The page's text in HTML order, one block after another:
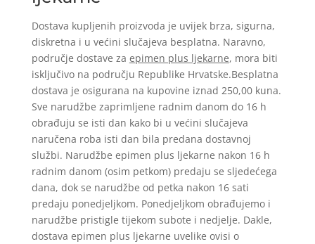
Dostava kupljenih proizvoda je uvijek brza, sigurna,
diskretna i u većini slučajeva besplatna. Naravno,
područje dostave za epimen plus ljekarne, mora biti
isključivo na području Republike Hrvatske.Besplatna
dostava je osigurana na kupovine iznad 250,00 kuna.
Sve narudžbe zaprimljene radnim danom do 16 h
obrađuju se isti dan kako bi u većini slučajeva
naručena roba isti dan bila predana dostavnoj
službi. Narudžbe epimen plus ljekarne nakon 16 h
radnim danom (osim petkom) predaju se sljedećega
dana, dok se narudžbe od petka nakon 16 sati
predaju ponedjeljkom. Ponedjeljkom obrađujemo i
narudžbe pristigle tijekom subote i nedjelje. Dakle,
dostava epimen plus ljekarne uvelike ovisi o